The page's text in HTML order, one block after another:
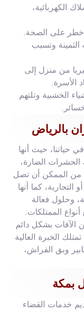
الكهربائية،
خطر على الصحة.
الثمينة وتسبب
من منزل إلى
الأسرة.
الخشبية وتلتهم
بالرياض
حياتنا، حيث أنها
الحشرات الضارة،
من الممكن أن تصل
التجارية، كما أنها
وحلول فعالة
الممتلكات.
الآفات بشكل دائم
الخبرة العالية
وبق الفراش،
بمكة
خدمات القضاء